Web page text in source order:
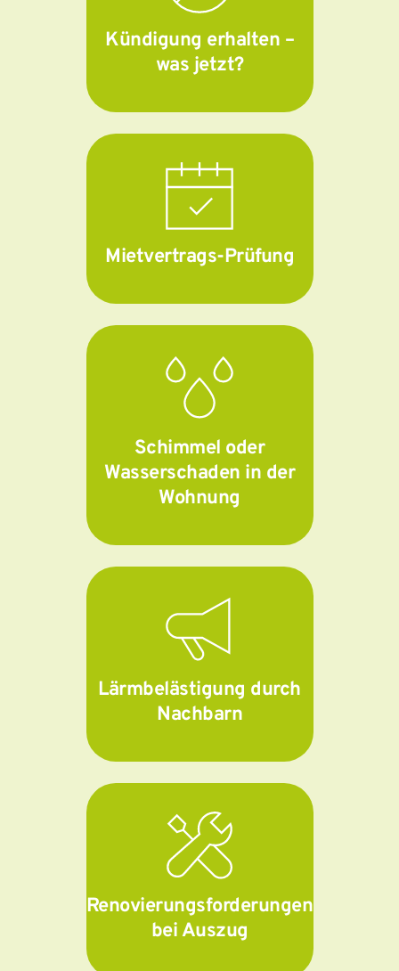
Kündigung erhalten –
was jetzt?
Mietvertrags-Prüfung
Schimmel oder
Wasserschaden in der
Wohnung
Lärmbelästigung durch
Nachbarn
Renovierungsforderungen
bei Auszug